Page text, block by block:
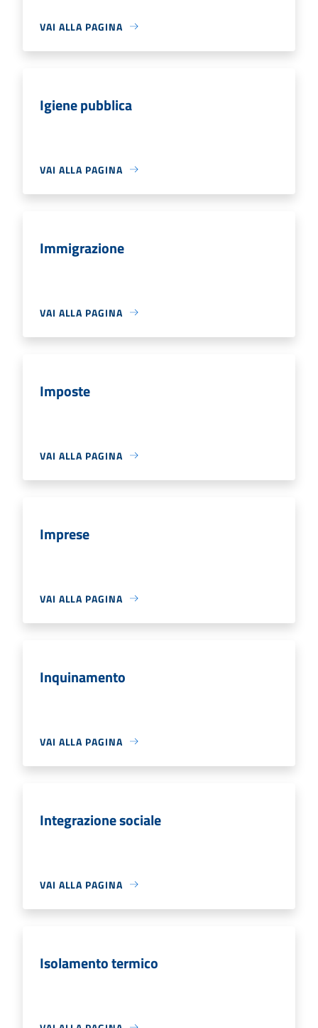
VAI ALLA PAGINA
Igiene pubblica
VAI ALLA PAGINA
Immigrazione
VAI ALLA PAGINA
Imposte
VAI ALLA PAGINA
Imprese
VAI ALLA PAGINA
Inquinamento
VAI ALLA PAGINA
Integrazione sociale
VAI ALLA PAGINA
Isolamento termico